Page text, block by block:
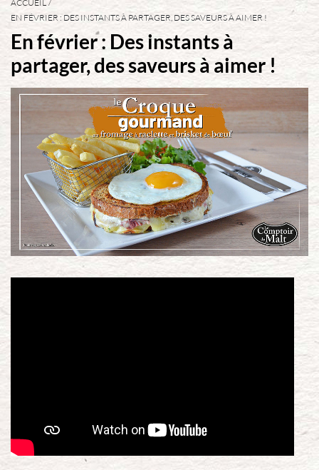
ACCUEIL
EN FÉVRIER : DES INSTANTS À PARTAGER, DES SAVEURS À AIMER !
En février : Des instants à
partager, des saveurs à aimer !